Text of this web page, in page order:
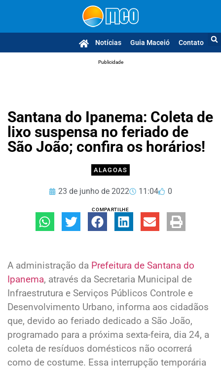
Notícias Guia Maceió Contato
Publicidade
Santana do Ipanema: Coleta de
lixo suspensa no feriado de
São João; confira os horários!
ALAGOAS
23 de junho de 2022 11:04 0
COMPARTILHE
A administração da Prefeitura de Santana do
Ipanema, através da Secretaria Municipal de
Infraestrutura e Serviços Públicos Controle e
Desenvolvimento Urbano, informa aos cidadãos
que, devido ao feriado dedicado a São João,
programado para a próxima sexta-feira, dia 24, a
coleta de resíduos domésticos não ocorrerá
como de costume. Essa interrupção temporária